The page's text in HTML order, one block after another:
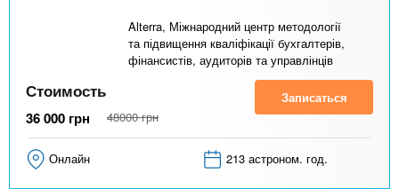
Alterra, Міжнародний центр методології
та підвищення кваліфікації бухгалтерів,
фінансистів, аудиторів та управлінців
Стоимость
36 000 грн 48000 грн
Записаться
Онлайн 213 астроном. год.